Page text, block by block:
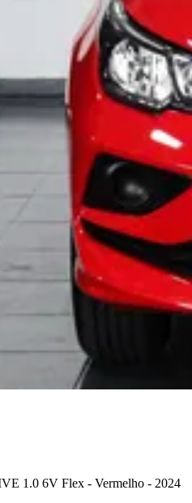
1.0 6V Flex - Vermelho - 2024